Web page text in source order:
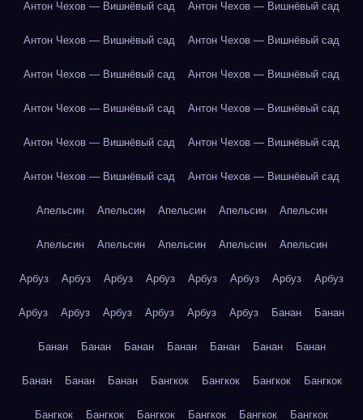
Антон Чехов — Вишнёвый сад Антон Чехов — Вишнёвый сад
Антон Чехов — Вишнёвый сад Антон Чехов — Вишнёвый сад
Антон Чехов — Вишнёвый сад Антон Чехов — Вишнёвый сад
Антон Чехов — Вишнёвый сад Антон Чехов — Вишнёвый сад
Антон Чехов — Вишнёвый сад Антон Чехов — Вишнёвый сад
Антон Чехов — Вишнёвый сад Антон Чехов — Вишнёвый сад
Апельсин Апельсин Апельсин Апельсин Апельсин
Апельсин Апельсин Апельсин Апельсин Апельсин
Арбуз Арбуз Арбуз Арбуз Арбуз Арбуз Арбуз Арбуз
Арбуз Арбуз Арбуз Арбуз Арбуз Арбуз Банан Банан
Банан Банан Банан Банан Банан Банан Банан
Банан Банан Банан Бангкок Бангкок Бангкок Бангкок
Бангкок Бангкок Бангкок Бангкок Бангкок Бангкок